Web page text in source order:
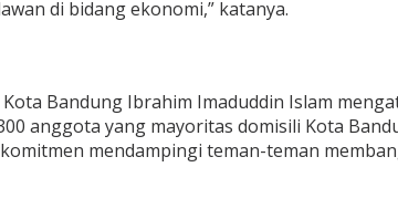
di bidang ekonomi,” katanya.
Bandung Ibrahim Imaduddin Islam
anggota yang mayoritas domisili Kota
mendampingi teman-teman